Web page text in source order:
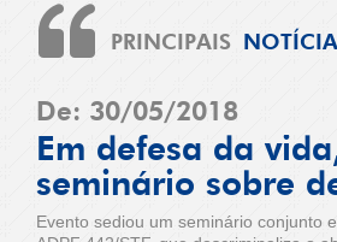
PRINCIPAIS
De: 30/05/2018
Em defesa da
seminário sobre
Evento sediou um seminário conjunto